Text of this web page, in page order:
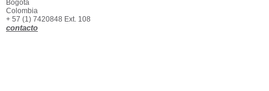
Geografia
Bogotá
Colombia
+ 57 (1) 7420848 Ext. 108
contacto